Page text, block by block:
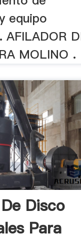
equipo
MOLINO .
Disco
Para